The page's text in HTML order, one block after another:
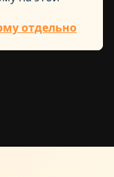
отдельно